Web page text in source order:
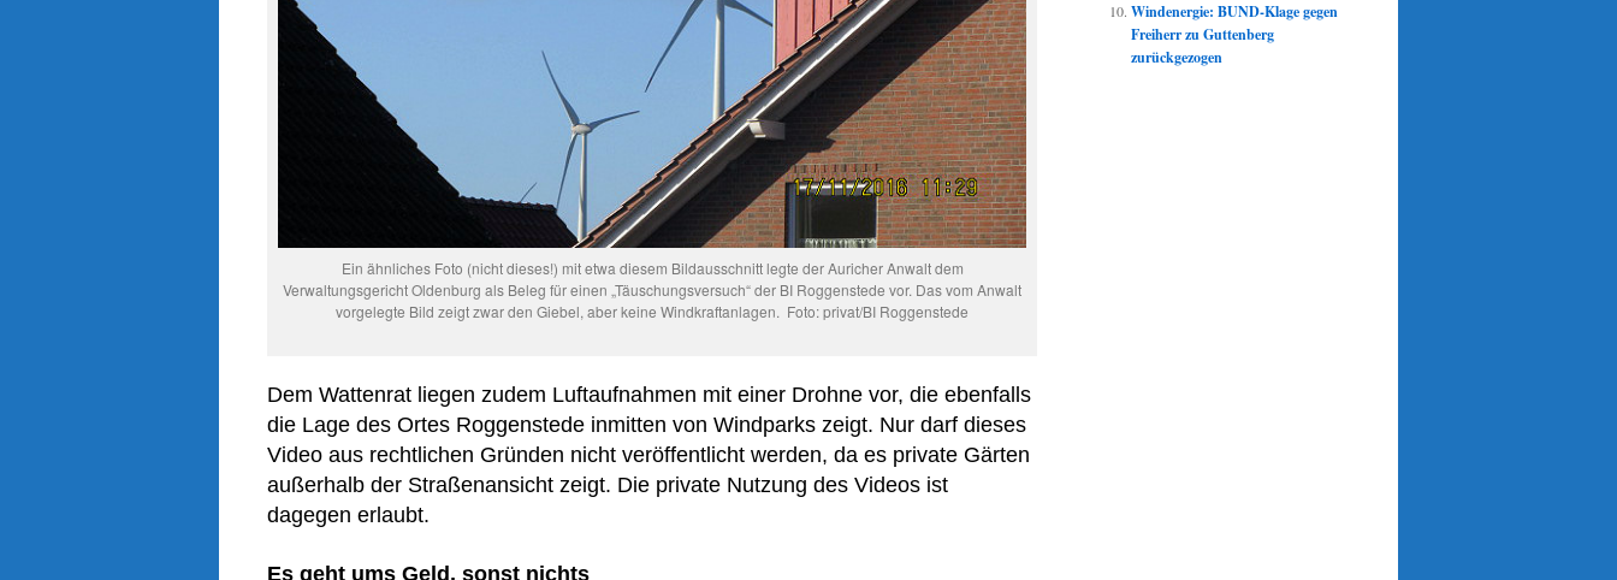
Ein ähnliches Foto (nicht dieses!) mit etwa diesem Bildausschnitt legte der Auricher Anwalt dem
Verwaltungsgericht Oldenburg als Beleg für einen „Täuschungsversuch“ der BI Roggenstede vor. Das vom Anwalt
vorgelegte Bild zeigt zwar den Giebel, aber keine Windkraftanlagen. Foto: privat/BI Roggenstede
Dem Wattenrat liegen zudem Luftaufnahmen mit einer Drohne vor, die ebenfalls
die Lage des Ortes Roggenstede inmitten von Windparks zeigt. Nur darf dieses
Video aus rechtlichen Gründen nicht veröffentlicht werden, da es private Gärten
außerhalb der Straßenansicht zeigt. Die private Nutzung des Videos ist
dagegen erlaubt.
Es geht ums Geld, sonst nichts
Windenergie: BUND-Klage gegen
Freiherr zu Guttenberg
zurückgezogen